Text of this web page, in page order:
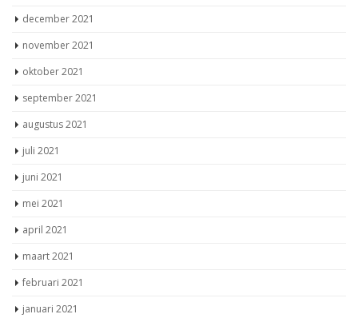
december 2021
november 2021
oktober 2021
september 2021
augustus 2021
juli 2021
juni 2021
mei 2021
april 2021
maart 2021
februari 2021
januari 2021